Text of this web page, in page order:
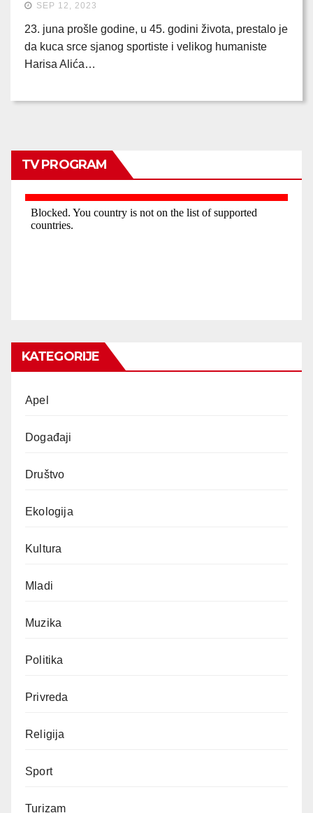
SEP 12, 2023
23. juna prošle godine, u 45. godini života, prestalo je
da kuca srce sjanog sportiste i velikog humaniste
Harisa Alića…
TV PROGRAM
KATEGORIJE
Apel
Događaji
Društvo
Ekologija
Kultura
Mladi
Muzika
Politika
Privreda
Religija
Sport
Turizam